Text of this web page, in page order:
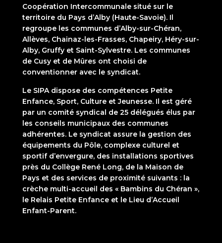
Coopération Intercommunale situé sur le
territoire du Pays d’Alby (Haute-Savoie). Il
regroupe les communes d’Alby-sur-Chéran,
Allèves, Chainaz-les-Frasses, Chapeiry, Héry-sur-
Alby, Gruffy et Saint-Sylvestre. Les communes
de Cusy et de Mûres ont choisi de
conventionner avec le syndicat.
Le SIPA dispose des compétences Petite
Enfance, Sport, Culture et Jeunesse. Il est géré
par un comité syndical de 25 délégués élus par
les conseils municipaux des communes
adhérentes. Le syndicat assure la gestion des
équipements du Pôle, complexe culturel et
sportif d’envergure, des installations sportives
près du Collège René Long, de la Maison de
Pays et des services de proximité suivants : la
crèche multi-accueil des « Bambins du Chéran »,
le Relais Petite Enfance et le Lieu d’Accueil
Enfant-Parent.